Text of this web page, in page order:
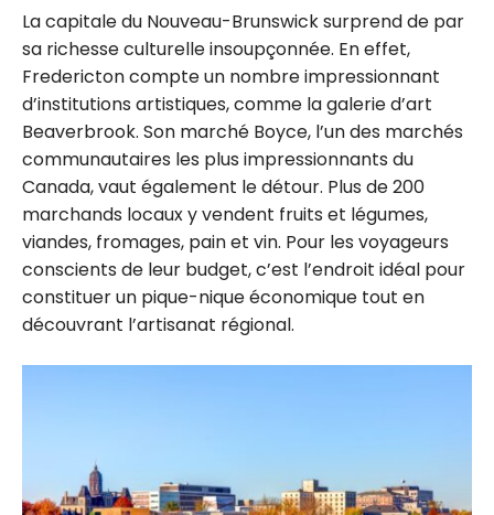
La capitale du Nouveau-Brunswick surprend de par
sa richesse culturelle insoupçonnée. En effet,
Fredericton compte un nombre impressionnant
d’institutions artistiques, comme la galerie d’art
Beaverbrook. Son marché Boyce, l’un des marchés
communautaires les plus impressionnants du
Canada, vaut également le détour. Plus de 200
marchands locaux y vendent fruits et légumes,
viandes, fromages, pain et vin. Pour les voyageurs
conscients de leur budget, c’est l’endroit idéal pour
constituer un pique-nique économique tout en
découvrant l’artisanat régional.